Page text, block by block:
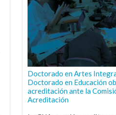
Doctorado en Artes
Doctorado en Educación
acreditación ante la
Acreditación